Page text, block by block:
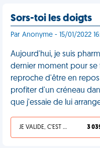
Sors-toi les doigts
Par Anonyme - 15/01/2022
Aujourd'hui, je suis
dernier moment pour se
reproche d'être en
profiter d'un créneau
que j'essaie de lui
JE VALIDE, C'EST UNE VDM 3